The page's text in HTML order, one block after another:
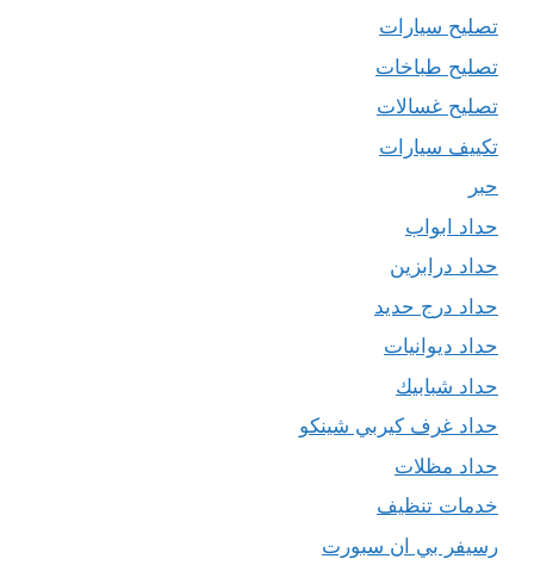
تصليح سيارات
تصليح طباخات
تصليح غسالات
تكييف سيارات
حبر
حداد ابواب
حداد درابزين
حداد درج حديد
حداد ديوانيات
حداد شبابيك
حداد غرف كيربي شينكو
حداد مظلات
خدمات تنظيف
رسيفر بي ان سبورت